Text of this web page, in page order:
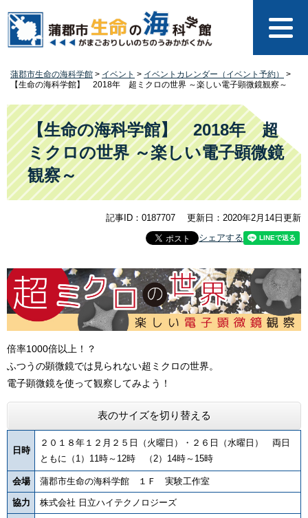
の
す
。
ー
し
て
本
文
へ
蒲郡市生命の海科学館 > イベント > イベントカレンダー（イベント予約）
>
【生命の海科学館】 2018年 超ミクロの世界 ～楽しい電子顕微鏡観察～
本
文
【生命の海科学館】 2018年 超
ミクロの世界 ～楽しい電子顕微鏡
観察～
記事ID：0187707
更新日：2020年2月14日更新
シェアする
倍率1000倍以上！？
ふつうの顕微鏡では見られない超ミクロの世界。
電子顕微鏡を使って観察してみよう！
表のサイズを切り替える
日時
２０１８年１２月２５日（火曜日）・２６日（水曜日） 両日
ともに（1）11時～12時 （2）14時～15時
会場 蒲郡市生命の海科学館 １Ｆ 実験工作室
協力 株式会社 日立ハイテクノロジーズ